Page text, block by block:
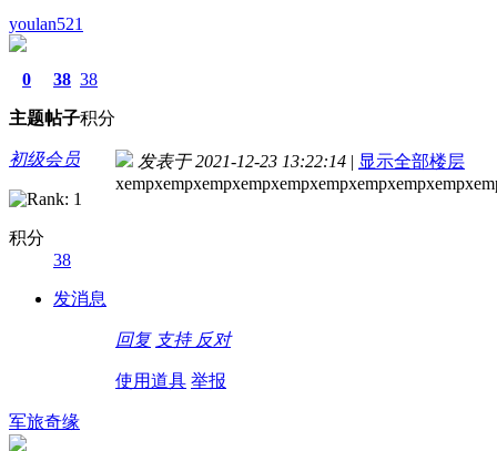
youlan521
0
主题
38
帖子
38
积分
初级会员
积分
38
发消息
发表于 2021-12-23 13:22:14 | 显示全部楼层
回复 支持 反对
使用道具 举报
军旅奇缘